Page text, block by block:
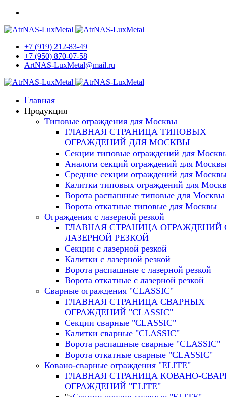
+7 (919) 212-83-49
+7 (950) 870-07-58
ArtNAS-LuxMetal@mail.ru
Главная
Продукция
Типовые ограждения для Москвы
ГЛАВНАЯ СТРАНИЦА ТИПОВЫХ
ОГРАЖДЕНИЙ ДЛЯ МОСКВЫ
Секции типовые ограждений для
Аналоги секций ограждений для
Средние секции ограждений для
Калитки типовых ограждений для
Ворота распашные типовые для Москвы
Ворота откатные типовые для Москвы
Ограждения с лазерной резкой
ГЛАВНАЯ СТРАНИЦА ОГРАЖДЕНИЙ
ЛАЗЕРНОЙ РЕЗКОЙ
Секции с лазерной резкой
Калитки с лазерной резкой
Ворота распашные с лазерной резкой
Ворота откатные с лазерной резкой
Сварные ограждения "CLASSIC"
ГЛАВНАЯ СТРАНИЦА СВАРНЫХ
ОГРАЖДЕНИЙ "CLASSIC"
Секции сварные "CLASSIC"
Калитки сварные "CLASSIC"
Ворота распашные сварные "CLASSIC"
Ворота откатные сварные "CLASSIC"
Ковано-сварные ограждения "ELITE"
ГЛАВНАЯ СТРАНИЦА КОВАНО-
ОГРАЖДЕНИЙ "ELITE"